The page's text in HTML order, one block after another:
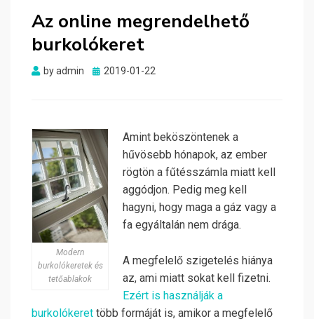
Az online megrendelhető
burkolókeret
byadmin
Posted
2019-01-22
Modern
burkolókeretek és
tetőablakok
Amint beköszöntenek a
hűvösebb hónapok, az ember
rögtön a fűtésszámla miatt kell
aggódjon. Pedig meg kell
hagyni, hogy maga a gáz vagy a
fa egyáltalán nem drága.
A megfelelő szigetelés hiánya
az, ami miatt sokat kell fizetni.
Ezért is használják a
burkolókeret több formáját is, amikor a megfelelő